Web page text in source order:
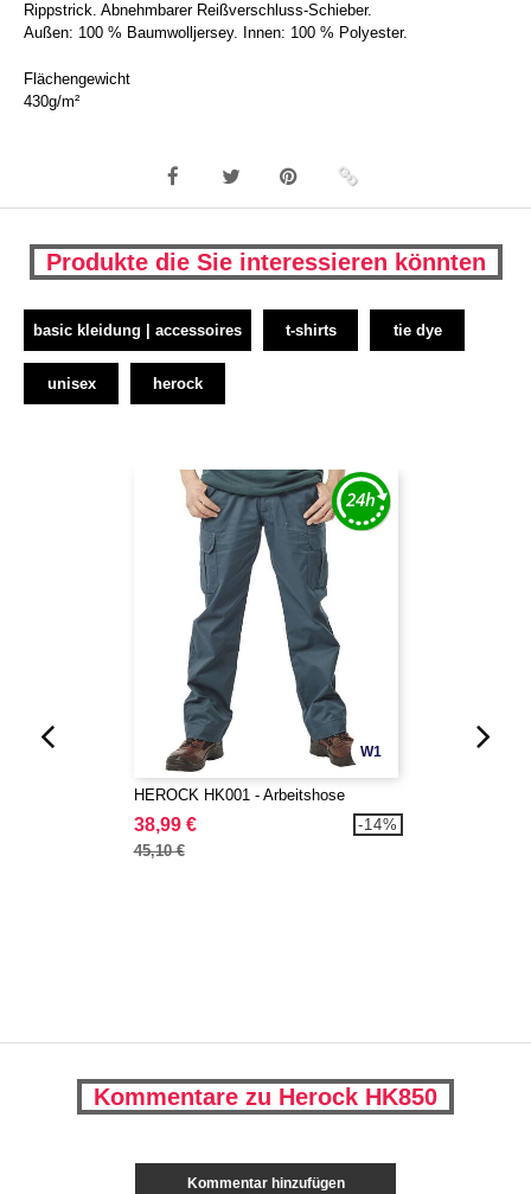
Rippstrick. Abnehmbarer Reißverschluss-Schieber.
Außen: 100 % Baumwolljersey. Innen: 100 % Polyester.
Flächengewicht
430g/m²
Produkte die Sie interessieren könnten
basic kleidung | accessoires t-shirts tie dye
unisex herock
W1
HEROCK HK001 - Arbeitshose
38,99 €
45,10 €
-14%
Kommentare zu Herock HK850
Kommentar hinzufügen